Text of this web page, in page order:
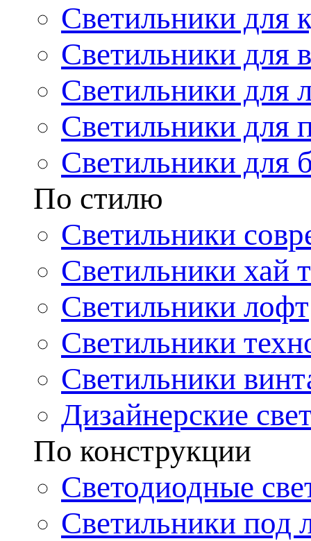
Светильники для
Светильники для
Светильники для
Светильники для
Светильники для
По стилю
Светильники
Светильники хай
Светильники лофт
Светильники
Светильники
Дизайнерские
По конструкции
Светодиодные
Светильники под